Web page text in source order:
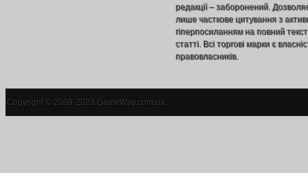
редакції – заборонений.
лише часткове цитування з
гіперпосиланням на повний текст
статті. Всі торгові марки є
правовласників.
Copyright © 2009-2023 GameWay.com.ua